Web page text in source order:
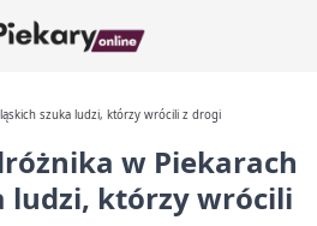
szuka ludzi, którzy wrócili z drogi
w Piekarach
ludzi, którzy wrócili